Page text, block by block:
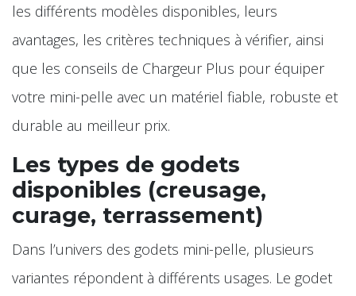
les différents modèles disponibles, leurs
avantages, les critères techniques à vérifier, ainsi
que les conseils de Chargeur Plus pour équiper
votre mini-pelle avec un matériel fiable, robuste et
durable au meilleur prix.
Les types de godets
disponibles (creusage,
curage, terrassement)
Dans l’univers des godets mini-pelle, plusieurs
variantes répondent à différents usages. Le godet